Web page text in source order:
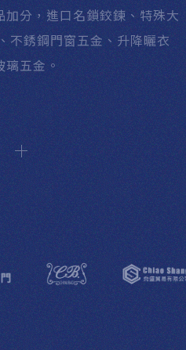
加分，進口名鎖鉸鍊、特殊大
不銹鋼門窗五金、升降曬衣
五金。